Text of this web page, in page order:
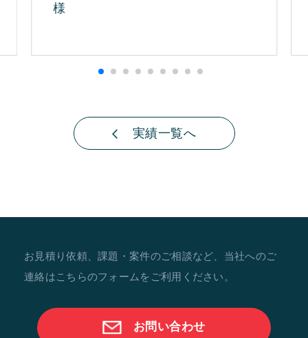
様
実績一覧へ
お見積り依頼、課題・案件のご相談など、当社へのご
連絡はこちらのフォームをご利用ください。
お問い合わせ